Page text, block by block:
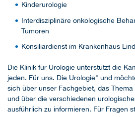
Kinderurologie
Interdisziplinäre onkologische
Tumoren
Konsiliardienst im Krankenhaus
Die Klinik für Urologie unterstützt die
jeden. Für uns. Die Urologie" und
sich über unser Fachgebiet, das
und über die verschiedenen
ausführlich zu informieren. Für Fragen